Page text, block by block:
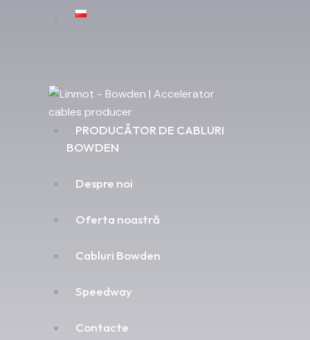
PRODUCĂTOR DE CABLURI
BOWDEN
Despre noi
Oferta noastră
Cabluri Bowden
Speedway
Contacte